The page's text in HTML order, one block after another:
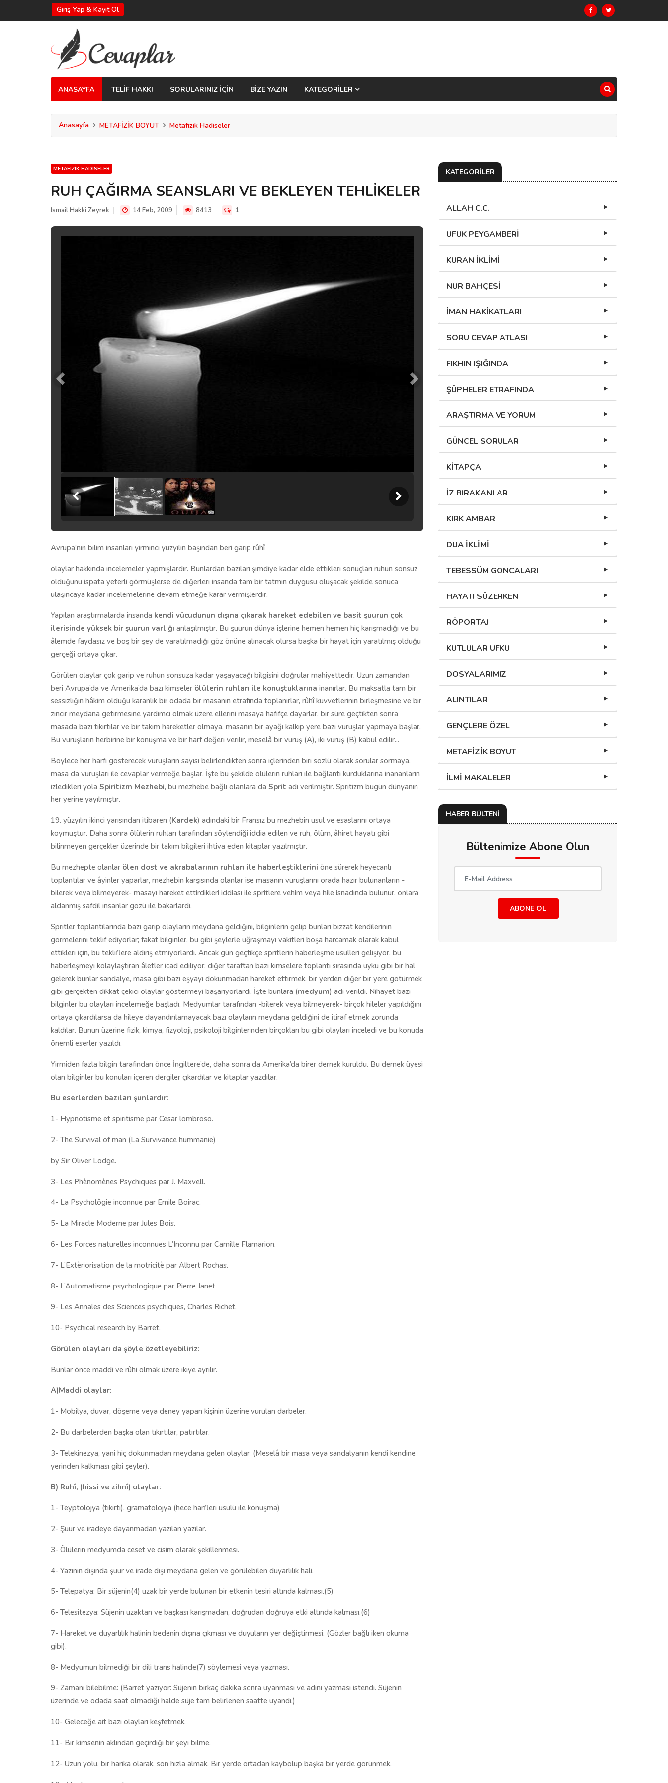
Giriş Yap & Kayıt Ol
ANASAYFA TELİF HAKKI SORULARINIZ İÇİN BİZE YAZIN KATEGORİLER
Anasayfa METAFİZİK BOYUT Metafizik Hadiseler
METAFIZIK HADISELER
RUH ÇAĞIRMA SEANSLARI VE BEKLEYEN TEHLİKELER
Ismail Hakki Zeyrek 14 Feb, 2009 8413 1
Avrupa’nın bilim insanları yirminci yüzyılın başından beri garip rûhî
olaylar hakkında incelemeler yapmışlardır. Bunlardan bazıları şimdiye kadar elde ettikleri sonuçları ruhun sonsuz
olduğunu ispata yeterli görmüşlerse de diğerleri insanda tam bir tatmin duygusu oluşacak şekilde sonuca
ulaşıncaya kadar incelemelerine devam etmeğe karar vermişlerdir.
Yapılan araştırmalarda insanda kendi vücudunun dışına çıkarak hareket edebilen ve basit şuurun çok
ilerisinde yüksek bir şuurun varlığı anlaşılmıştır. Bu şuurun dünya işlerine hemen hemen hiç karışmadığı ve bu
âlemde faydasız ve boş bir şey de yaratılmadığı göz önüne alınacak olursa başka bir hayat için yaratılmış olduğu
gerçeği ortaya çıkar.
Görülen olaylar çok garip ve ruhun sonsuza kadar yaşayacağı bilgisini doğrular mahiyettedir. Uzun zamandan
beri Avrupa’da ve Amerika’da bazı kimseler ölülerin ruhları ile konuştuklarına inanırlar. Bu maksatla tam bir
sessizliğin hâkim olduğu karanlık bir odada bir masanın etrafında toplanırlar, rûhî kuvvetlerinin birleşmesine ve bir
zincir meydana getirmesine yardımcı olmak üzere ellerini masaya hafifçe dayarlar, bir süre geçtikten sonra
masada bazı tıkırtılar ve bir takım hareketler olmaya, masanın bir ayağı kalkıp yere bazı vuruşlar yapmaya başlar.
Bu vuruşların herbirine bir konuşma ve bir harf değeri verilir, meselâ bir vuruş (A), iki vuruş (B) kabul edilir...
Böylece her harfi gösterecek vuruşların sayısı belirlendikten sonra içlerinden biri sözlü olarak sorular sormaya,
masa da vuruşları ile cevaplar vermeğe başlar. İşte bu şekilde ölülerin ruhları ile bağlantı kurduklarına inananların
izledikleri yola Spiritizm Mezhebi, bu mezhebe bağlı olanlara da Sprit adı verilmiştir. Spritizm bugün dünyanın
her yerine yayılmıştır.
19. yüzyılın ikinci yarısından itibaren (Kardek) adındaki bir Fransız bu mezhebin usul ve esaslarını ortaya
koymuştur. Daha sonra ölülerin ruhları tarafından söylendiği iddia edilen ve ruh, ölüm, âhiret hayatı gibi
bilinmeyen gerçekler üzerinde bir takım bilgileri ihtiva eden kitaplar yazılmıştır.
Bu mezhepte olanlar ölen dost ve akrabalarının ruhları ile haberleştiklerini öne sürerek heyecanlı
toplantılar ve âyinler yaparlar, mezhebin karşısında olanlar ise masanın vuruşlarını orada hazır bulunanların -
bilerek veya bilmeyerek- masayı hareket ettirdikleri iddiası ile spritlere vehim veya hile isnadında bulunur, onlara
aldanmış safdil insanlar gözü ile bakarlardı.
Spritler toplantılarında bazı garip olayların meydana geldiğini, bilginlerin gelip bunları bizzat kendilerinin
görmelerini teklif ediyorlar; fakat bilginler, bu gibi şeylerle uğraşmayı vakitleri boşa harcamak olarak kabul
ettikleri için, bu tekliflere aldırış etmiyorlardı. Ancak gün geçtikçe spritlerin haberleşme usulleri gelişiyor, bu
haberleşmeyi kolaylaştıran âletler icad ediliyor; diğer taraftan bazı kimselere toplantı sırasında uyku gibi bir hal
gelerek bunlar sandalye, masa gibi bazı eşyayı dokunmadan hareket ettirmek, bir yerden diğer bir yere götürmek
gibi gerçekten dikkat çekici olaylar göstermeyi başarıyorlardı. İşte bunlara (medyum) adı verildi. Nihayet bazı
bilginler bu olayları incelemeğe başladı. Medyumlar tarafından -bilerek veya bilmeyerek- birçok hileler yapıldığını
ortaya çıkardılarsa da hileye dayandırılamayacak bazı olayların meydana geldiğini de itiraf etmek zorunda
kaldılar. Bunun üzerine fizik, kimya, fizyoloji, psikoloji bilginlerinden birçokları bu gibi olayları inceledi ve bu konuda
önemli eserler yazıldı.
Yirmiden fazla bilgin tarafından önce İngiltere’de, daha sonra da Amerika’da birer dernek kuruldu. Bu dernek üyesi
olan bilginler bu konuları içeren dergiler çıkardılar ve kitaplar yazdılar.
Bu eserlerden bazıları şunlardır:
1- Hypnotisme et spiritisme par Cesar lombroso.
2- The Survival of man (La Survivance hummanie)
by Sir Oliver Lodge.
3- Les Phènomènes Psychiques par J. Maxvell.
4- La Psycholôgie inconnue par Emile Boirac.
5- La Miracle Moderne par Jules Bois.
6- Les Forces naturelles inconnues L’Inconnu par Camille Flamarion.
7- L’Extèriorisation de la motricitè par Albert Rochas.
8- L’Automatisme psychologique par Pierre Janet.
9- Les Annales des Sciences psychiques, Charles Richet.
10- Psychical research by Barret.
Görülen olayları da şöyle özetleyebiliriz:
Bunlar önce maddi ve rûhi olmak üzere ikiye ayrılır.
A)Maddi olaylar:
1- Mobilya, duvar, döşeme veya deney yapan kişinin üzerine vurulan darbeler.
2- Bu darbelerden başka olan tıkırtılar, patırtılar.
3- Telekinezya, yani hiç dokunmadan meydana gelen olaylar. (Meselâ bir masa veya sandalyanın kendi kendine
yerinden kalkması gibi şeyler).
B) Ruhî, (hissi ve zihnî) olaylar:
1- Teyptolojya (tıkırtı), gramatolojya (hece harfleri usulü ile konuşma)
2- Şuur ve iradeye dayanmadan yazılan yazılar.
3- Ölülerin medyumda ceset ve cisim olarak şekillenmesi.
4- Yazının dışında şuur ve irade dışı meydana gelen ve görülebilen duyarlılık hali.
5- Telepatya: Bir süjenin(4) uzak bir yerde bulunan bir etkenin tesiri altında kalması.(5)
6- Telesitezya: Süjenin uzaktan ve başkası karışmadan, doğrudan doğruya etki altında kalması.(6)
7- Hareket ve duyarlılık halinin bedenin dışına çıkması ve duyuların yer değiştirmesi. (Gözler bağlı iken okuma
gibi).
8- Medyumun bilmediği bir dili trans halinde(7) söylemesi veya yazması.
9- Zamanı bilebilme: (Barret yazıyor: Süjenin birkaç dakika sonra uyanması ve adını yazması istendi. Süjenin
üzerinde ve odada saat olmadığı halde süje tam belirlenen saatte uyandı.)
10- Geleceğe ait bazı olayları keşfetmek.
11- Bir kimsenin aklından geçirdiği bir şeyi bilme.
12- Uzun yolu, bir harika olarak, son hızla almak. Bir yerde ortadan kaybolup başka bir yerde görünmek.
KATEGORİLER
ALLAH C.C.
UFUK PEYGAMBERİ
KURAN İKLİMİ
NUR BAHÇESİ
İMAN HAKİKATLARI
SORU CEVAP ATLASI
FIKHIN IŞIĞINDA
ŞÜPHELER ETRAFINDA
ARAŞTIRMA VE YORUM
GÜNCEL SORULAR
KİTAPÇA
İZ BIRAKANLAR
KIRK AMBAR
DUA İKLİMİ
TEBESSÜM GONCALARI
HAYATI SÜZERKEN
RÖPORTAJ
KUTLULAR UFKU
DOSYALARIMIZ
ALINTILAR
GENÇLERE ÖZEL
METAFİZİK BOYUT
İLMİ MAKALELER
HABER BÜLTENİ
Bültenimize Abone Olun
ABONE OL